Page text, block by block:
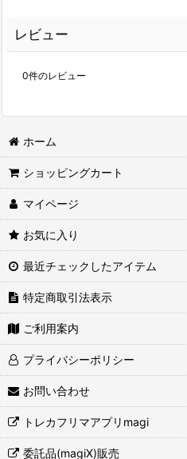
レビュー
0件のレビュー
ホーム
ショッピングカート
マイページ
お気に入り
最近チェックしたアイテム
特定商取引法表示
ご利用案内
プライバシーポリシー
お問い合わせ
トレカフリマアプリmagi
委託品(magiX)販売